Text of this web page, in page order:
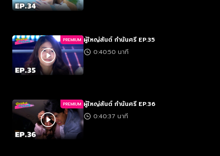
PREMIUM ผู้ใหญ่สันต์ กำนันศรี EP.35
0:40:50 นาที
PREMIUM ผู้ใหญ่สันต์ กำนันศรี EP.36
0:40:37 นาที